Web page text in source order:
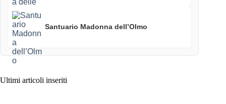
Santuario Madonna dell’Olmo
Ultimi articoli inseriti